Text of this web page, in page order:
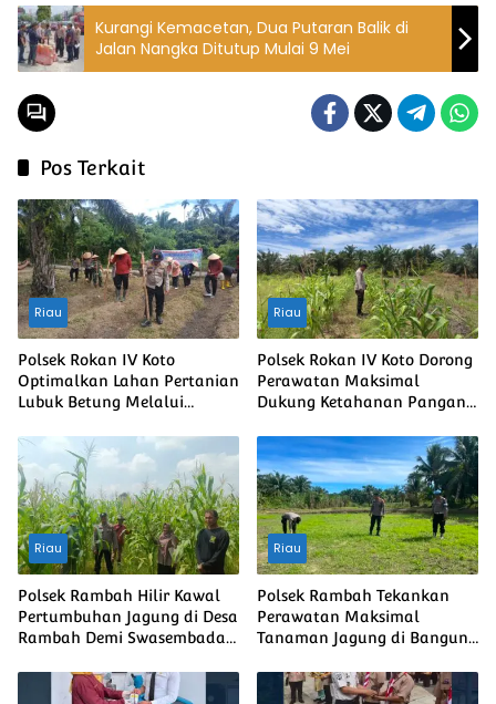
Kurangi Kemacetan, Dua Putaran Balik di
Jalan Nangka Ditutup Mulai 9 Mei
Pos Terkait
Riau
Polsek Rokan IV Koto
Optimalkan Lahan Pertanian
Lubuk Betung Melalui
Swasembada Pangan
Nasional
Riau
Polsek Rokan IV Koto Dorong
Perawatan Maksimal
Dukung Ketahanan Pangan
bendahara
Riau
Polsek Rambah Hilir Kawal
Pertumbuhan Jagung di Desa
Rambah Demi Swasembada
Riau
Polsek Rambah Tekankan
Perawatan Maksimal
Tanaman Jagung di Bangun
Ketahanan Pangan Nasional